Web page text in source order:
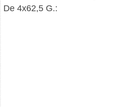
De 4x62,5 G.: